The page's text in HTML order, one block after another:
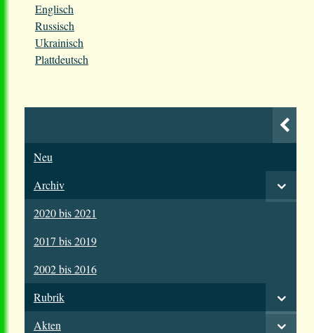
Englisch
Russisch
Ukrainisch
Plattdeutsch
Neu
Archiv
2020 bis 2021
2017 bis 2019
2002 bis 2016
Rubrik
Akten